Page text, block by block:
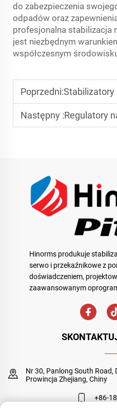
do zabezpieczenia
odpadów oraz
profesjonalna stabilizacja
jest niezbędnym
współczesnym
Poprzedni:Stabilizatory napięcia typu SCR vs.
Następny :Regulatory napięcia montowane
Hinorms produkuje
serwo i przekaźnikowe z
doświadczeniem,
zaawansowanym
Nr 30, Panlong South
Prowincja Zhejiang, Chiny
+86-